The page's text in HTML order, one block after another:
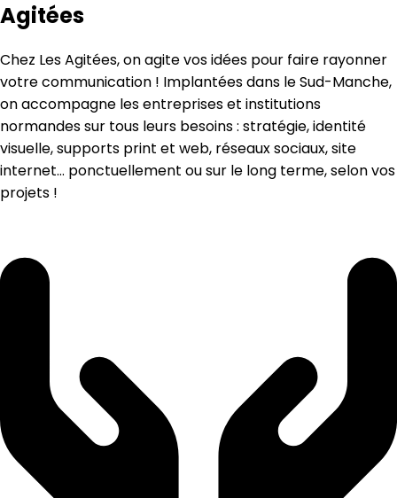
Agitées
Chez Les Agitées, on agite vos idées pour faire rayonner
votre communication ! Implantées dans le Sud-Manche,
on accompagne les entreprises et institutions
normandes sur tous leurs besoins : stratégie, identité
visuelle, supports print et web, réseaux sociaux, site
internet… ponctuellement ou sur le long terme, selon vos
projets !